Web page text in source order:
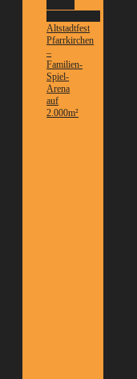
Altstadtfest
Pfarrkirchen
–
Familien-
Spiel-
Arena
auf
2.000m²